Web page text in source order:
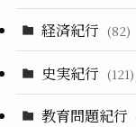
経済紀行 (82)
史実紀行 (121)
教育問題紀行